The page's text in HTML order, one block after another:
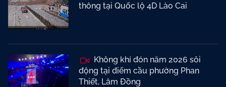
thông tại Quốc lộ 4D Lào Cai
Không khí đón năm 2026 sôi
động tại điểm cầu phường Phan
Thiết, Lâm Đồng